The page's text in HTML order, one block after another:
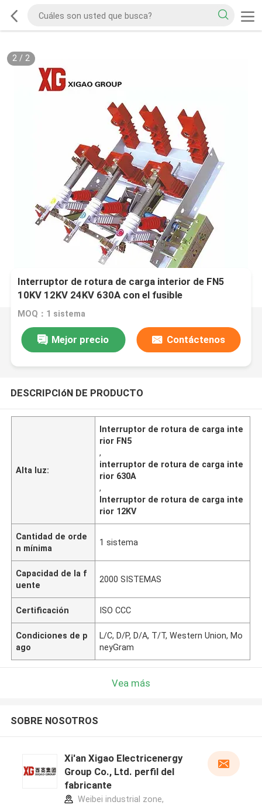
2/ 2
Interruptor de rotura de carga interior de FN5
10KV 12KV 24KV 630A con el fusible
MOQ：1 sistema
Mejor precio Contáctenos
DESCRIPCIóN DE PRODUCTO
Alta luz:
Interruptor de rotura de carga inte
rior FN5
,
interruptor de rotura de carga inte
rior 630A
,
Interruptor de rotura de carga inte
rior 12KV
Cantidad de orde
n mínima
1 sistema
Capacidad de la f
uente
2000 SISTEMAS
Certificación ISO CCC
Condiciones de p
ago
L/C, D/P, D/A, T/T, Western Union, Mo
neyGram
Vea más
SOBRE NOSOTROS
Xi'an Xigao Electricenergy
Group Co., Ltd. perfil del
fabricante
Weibei industrial zone,